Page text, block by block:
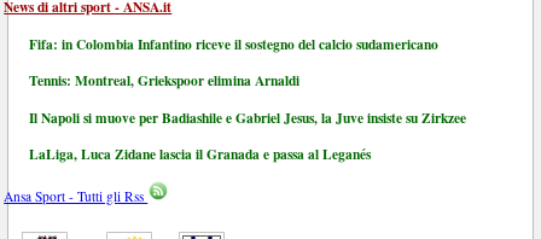
News di altri sport - ANSA.it
Fifa: in Colombia Infantino riceve il sostegno del calcio sudamericano
Tennis: Montreal, Griekspoor elimina Arnaldi
Il Napoli si muove per Badiashile e Gabriel Jesus, la Juve insiste su Zirkzee
LaLiga, Luca Zidane lascia il Granada e passa al Leganés
Ansa Sport - Tutti gli Rss